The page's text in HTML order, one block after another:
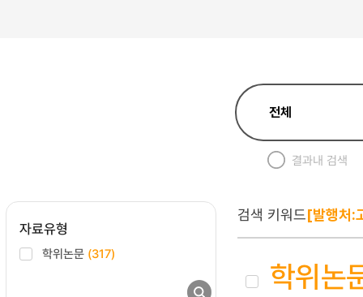
결과내 검색
자료유형
학위논문 (317)
검색 키워드[발행처:
학위논